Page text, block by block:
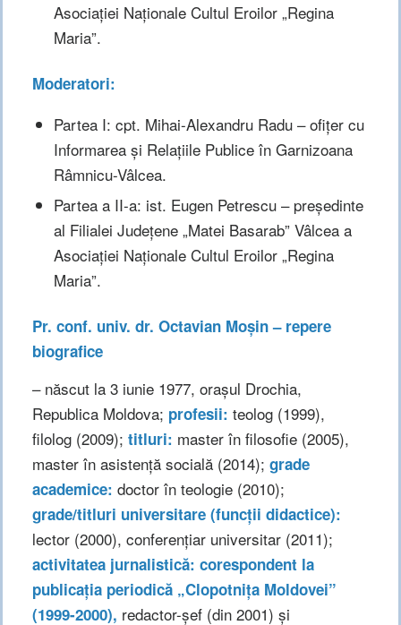
Asociației Naționale Cultul Eroilor „Regina
Maria”.
Moderatori:
Partea I: cpt. Mihai-Alexandru Radu – ofițer cu
Informarea și Relațiile Publice în Garnizoana
Râmnicu-Vâlcea.
Partea a II-a: ist. Eugen Petrescu – președinte
al Filialei Județene „Matei Basarab” Vâlcea a
Asociației Naționale Cultul Eroilor „Regina
Maria”.
Pr. conf. univ. dr. Octavian Moșin – repere
biografice
– născut la 3 iunie 1977, orașul Drochia,
Republica Moldova; profesii: teolog (1999),
filolog (2009);titluri: master în filosofie (2005),
master în asistență socială (2014);grade
academice: doctor în teologie (2010);
grade/titluri universitare (funcții didactice):
lector (2000), conferențiar universitar (2011);
activitatea jurnalistică: corespondent la
publicația periodică „Clopotnița Moldovei”
(1999-2000), redactor-șef (din 2001) și